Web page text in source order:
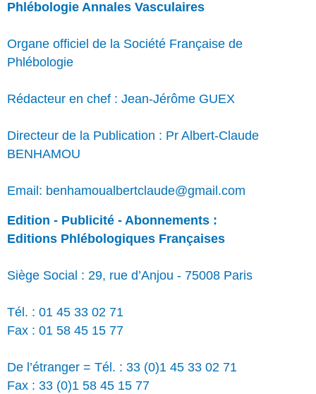
Phlébologie Annales Vasculaires
Organe officiel de la Société Française de
Phlébologie
Rédacteur en chef : Jean-Jérôme GUEX
Directeur de la Publication : Pr Albert-Claude
BENHAMOU
Email: benhamoualbertclaude@gmail.com
Edition - Publicité - Abonnements :
Editions Phlébologiques Françaises
Siège Social : 29, rue d’Anjou - 75008 Paris
Tél. : 01 45 33 02 71
Fax : 01 58 45 15 77
De l’étranger = Tél. : 33 (0)1 45 33 02 71
Fax : 33 (0)1 58 45 15 77